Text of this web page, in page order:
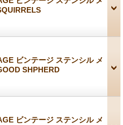
ビンテージ ステンシル メ
SHPHERD
ビンテージ ステンシル メ